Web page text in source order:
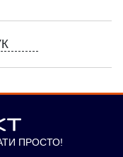
ПРОСТО!